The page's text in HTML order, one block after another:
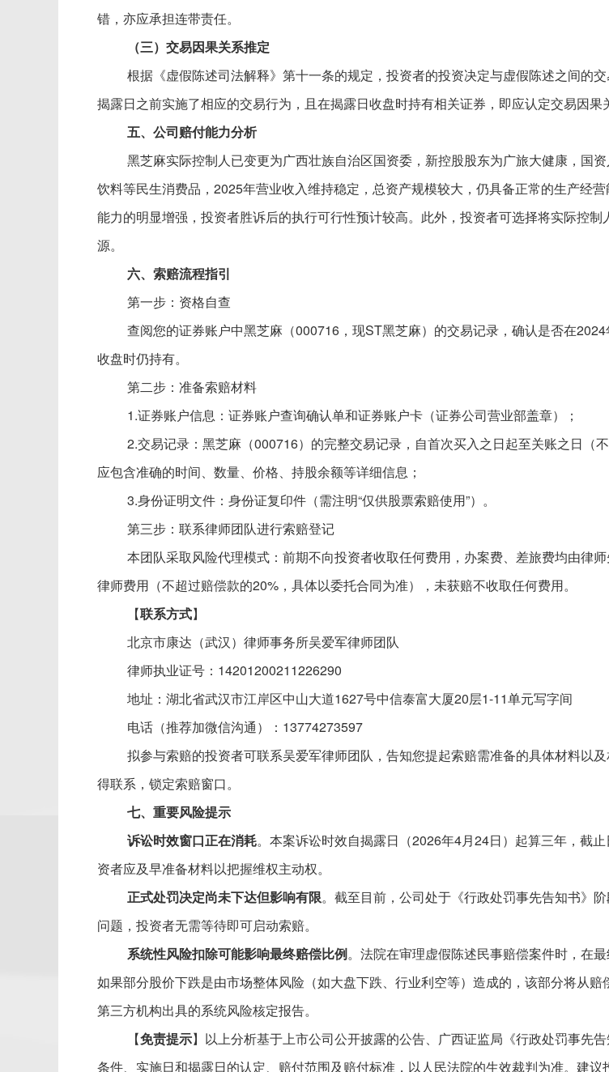
错，亦应承担连带责任。
（三）交易因果关系推定
根据《虚假陈述司法解释》第十一条的规定，投资者的投资决定与虚假陈述之间的
揭露日之前实施了相应的交易行为，且在揭露日收盘时持有相关证券，即应认定交易因果
五、公司赔付能力分析
黑芝麻实际控制人已变更为广西壮族自治区国资委，新控股股东为广旅大健康，国
饮料等民生消费品， 2025年营业收入维持稳定，总资产规模较大，仍具备正常的生产经
能力的明显增强，投资者胜诉后的执行可行性预计较高。此外，投资者可选择将实际控
源。
六、索赔流程指引
第一步：资格自查
查阅您的证券账户中黑芝麻（000716，现ST黑芝麻）的交易记录，确认是否在
收盘时仍持有。
第二步：准备索赔材料
1.证券账户信息：证券账户查询确认单和证券账户卡（证券公司营业部盖章）；
2.交易记录：黑芝麻（000716）的完整交易记录，自首次买入之日起至关账之日（
应包含准确的时间、数量、价格、持股余额等详细信息；
3.身份证明文件：身份证复印件（需注明“仅供股票索赔使用”）。
第三步：联系律师团队进行索赔登记
本团队采取风险代理模式：前期不向投资者收取任何费用，办案费、差旅费均由律
律师费用（不超过赔偿款的20%，具体以委托合同为准），未获赔不收取任何费用。
【联系方式】
北京市康达（武汉）律师事务所吴爱军律师团队
律师执业证号： 14201200211226290
地址：湖北省武汉市江岸区中山大道1627号中信泰富大厦20层1-11单元写字间
电话（推荐加微信沟通）： 13774273597
拟参与索赔的投资者可联系吴爱军律师团队，告知您提起索赔需准备的具体材料以
得联系，锁定索赔窗口。
七、重要风险提示
诉讼时效窗口正在消耗。本案诉讼时效自揭露日（2026年4月24日）起算三年，截
资者应及早准备材料以把握维权主动权。
正式处罚决定尚未下达但影响有限。截至目前，公司处于《行政处罚事先告知书》
问题，投资者无需等待即可启动索赔。
系统性风险扣除可能影响最终赔偿比例。法院在审理虚假陈述民事赔偿案件时，在
如果部分股价下跌是由市场整体风险（如大盘下跌、行业利空等）造成的，该部分将从
第三方机构出具的系统风险核定报告。
【免责提示】以上分析基于上市公司公开披露的公告、广西证监局《行政处罚事先
条件、实施日和揭露日的认定、赔付范围及赔付标准，以人民法院的生效裁判为准。建